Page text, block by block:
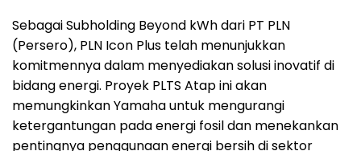
Sebagai Subholding Beyond kWh dari PT PLN
(Persero), PLN Icon Plus telah menunjukkan
komitmennya dalam menyediakan solusi inovatif di
bidang energi. Proyek PLTS Atap ini akan
memungkinkan Yamaha untuk mengurangi
ketergantungan pada energi fosil dan menekankan
pentingnya penggunaan energi bersih di sektor